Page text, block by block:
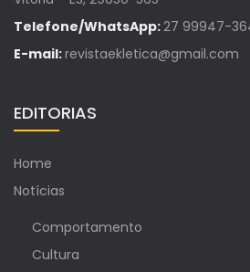
Telefone/WhatsApp:27 99947-
E-mail:revistaekletica@gmail.com
EDITORIAS
Home
Notícias
Comportamento
Cultura